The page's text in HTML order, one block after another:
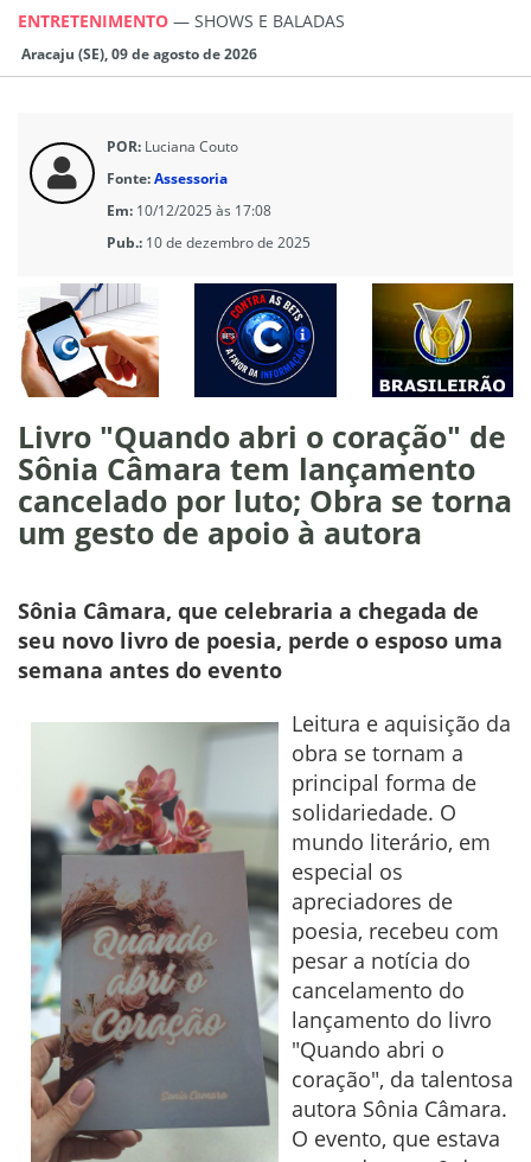
ENTRETENIMENTO — SHOWS E BALADAS
Aracaju (SE), 09 de agosto de 2026
POR: Luciana Couto
Fonte:Assessoria
Em: 10/12/2025 às 17:08
Pub.: 10 de dezembro de 2025
Livro "Quando abri o coração" de
Sônia Câmara tem lançamento
cancelado por luto; Obra se torna
um gesto de apoio à autora
Sônia Câmara, que celebraria a chegada de
seu novo livro de poesia, perde o esposo uma
semana antes do evento
Leitura e aquisição da
obra se tornam a
principal forma de
solidariedade. O
mundo literário, em
especial os
apreciadores de
poesia, recebeu com
pesar a notícia do
cancelamento do
lançamento do livro
"Quando abri o
coração", da talentosa
autora Sônia Câmara.
O evento, que estava